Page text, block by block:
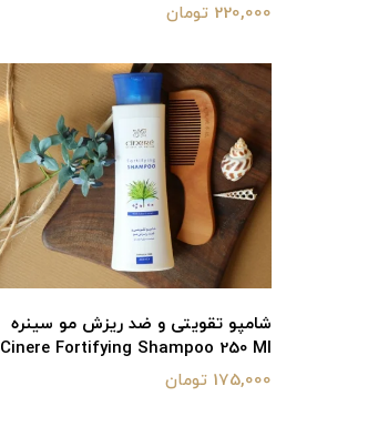
220,000 تومان
شامپو تقویتی و ضد ریزش مو سینره
Cinere Fortifying Shampoo 250 Ml
175,000 تومان